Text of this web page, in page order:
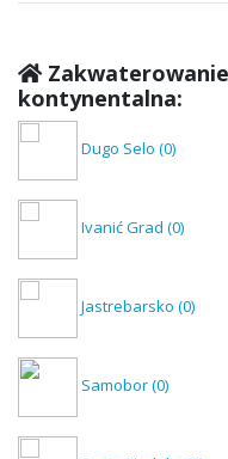
kontynentalna:
Dugo Selo (0)
Ivanić Grad (0)
Jastrebarsko (0)
Samobor(0)